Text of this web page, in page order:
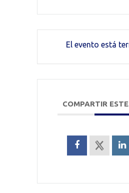
El evento está
COMPARTIR